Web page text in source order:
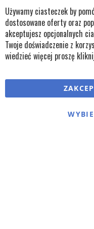
bok@remko.pl
OBSERWUJ NAS
Copyright © wszystkie
RegulaminyPolityka cookies
Używamy ciasteczek by
dostosowane oferty oraz
akceptujesz opcjonalnych
Twoje doświadczenie z
wiedzieć więcej proszę